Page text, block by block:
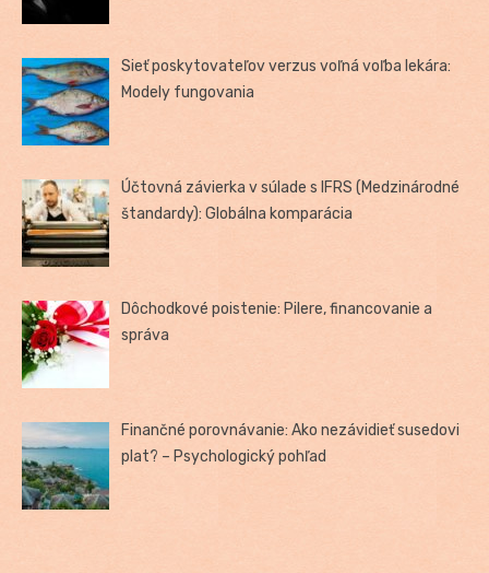
Sieť poskytovateľov verzus voľná voľba lekára:
Modely fungovania
Účtovná závierka v súlade s IFRS (Medzinárodné
štandardy): Globálna komparácia
Dôchodkové poistenie: Pilere, financovanie a
správa
Finančné porovnávanie: Ako nezávidieť susedovi
plat? – Psychologický pohľad